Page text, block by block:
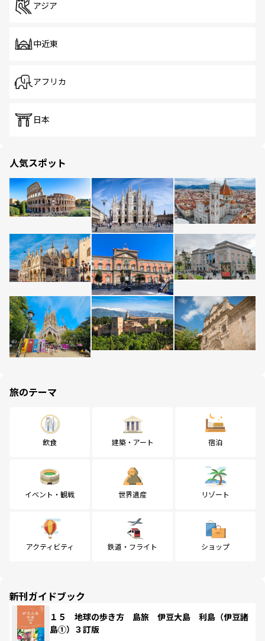
アジア
中近東
アフリカ
日本
人気スポット
旅のテーマ
飲食 建築・アート 宿泊
イベント・観戦 世界遺産 リゾート
アクティビティ 鉄道・フライト ショップ
新刊ガイドブック
１５ 地球の歩き方 島旅 伊豆大島 利島（伊豆諸
島①）３訂版